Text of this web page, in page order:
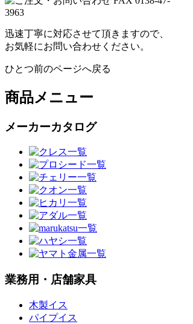
迅速丁寧に対応させて頂きますので、
お気軽にお問い合わせください。
ひとつ前のページへ戻る
商品メニュー
メーカーカタログ
業務用・店舗家具
木製イス
パイプイス